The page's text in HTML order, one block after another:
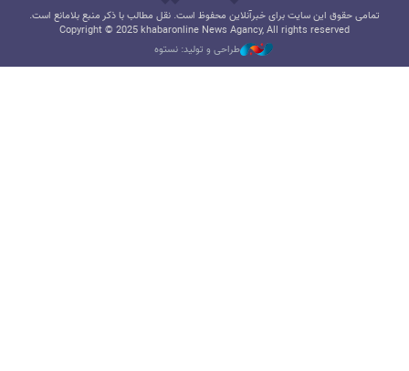
تمامی حقوق این سایت برای خبرآنلاین محفوظ است. نقل مطالب با ذکر منبع بلامانع است.
Copyright © 2025 khabaronline News Agancy, All rights reserved
طراحی و تولید: نستوه